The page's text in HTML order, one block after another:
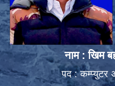
नाम : खिम
पद : कम्प्युटर